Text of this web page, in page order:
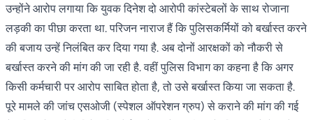
उन्होंने आरोप लगाया कि युवक दिनेश दो आरोपी कांस्टेबलों के साथ रोजाना
लड़की का पीछा करता था. परिजन नाराज हैं कि पुलिसकर्मियों को बर्खास्त करने
की बजाय उन्हें निलंबित कर दिया गया है. अब दोनों आरक्षकों को नौकरी से
बर्खास्त करने की मांग की जा रही है. वहीं पुलिस विभाग का कहना है कि अगर
किसी कर्मचारी पर आरोप साबित होता है, तो उसे बर्खास्त किया जा सकता है.
पूरे मामले की जांच एसओजी (स्पेशल ऑपरेशन ग्रुप) से कराने की मांग की गई